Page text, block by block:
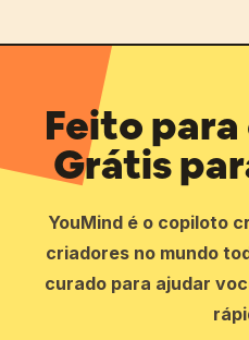
Feito
Grátis
YouMind é o copiloto
criadores no mundo
curado para ajudar